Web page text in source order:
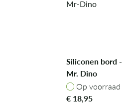
Siliconen bord -
Mr. Dino
Op voorraad
Op voorraad
€ 18,95